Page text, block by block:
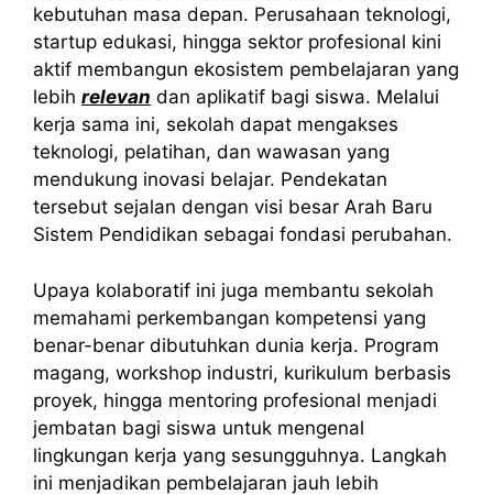
kebutuhan masa depan. Perusahaan teknologi,
startup edukasi, hingga sektor profesional kini
aktif membangun ekosistem pembelajaran yang
lebih relevan dan aplikatif bagi siswa. Melalui
kerja sama ini, sekolah dapat mengakses
teknologi, pelatihan, dan wawasan yang
mendukung inovasi belajar. Pendekatan
tersebut sejalan dengan visi besar Arah Baru
Sistem Pendidikan sebagai fondasi perubahan.
Upaya kolaboratif ini juga membantu sekolah
memahami perkembangan kompetensi yang
benar-benar dibutuhkan dunia kerja. Program
magang, workshop industri, kurikulum berbasis
proyek, hingga mentoring profesional menjadi
jembatan bagi siswa untuk mengenal
lingkungan kerja yang sesungguhnya. Langkah
ini menjadikan pembelajaran jauh lebih